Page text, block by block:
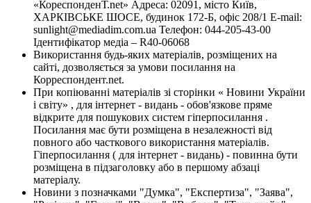
«КореспонденТ.net» Адреса: 02091, місто Київ,
ХАРКІВСЬКЕ ШОСЕ, будинок 172-Б, офіс 208/1 E-mail:
sunlight@mediadim.com.ua Телефон: 044-205-43-00
Ідентифікатор медіа – R40-06068
Використання будь-яких матеріалів, розміщених на
сайті, дозволяється за умови посилання на
Корреспондент.net.
При копіюванні матеріалів зі сторінки « Новини України
і світу» , для інтернет - видань - обов'язкове пряме
відкрите для пошукових систем гіперпосилання .
Посилання має бути розміщена в незалежності від
повного або часткового використання матеріалів.
Гіперпосилання ( для інтернет - видань) - повинна бути
розміщена в підзаголовку або в першому абзаці
матеріалу.
Новини з позначками "Думка", "Експертиза", "Заява",